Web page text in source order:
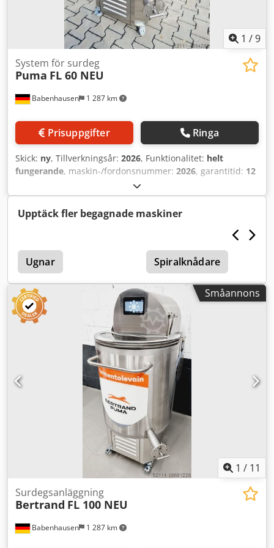
1 /9
Babenhausen 1 287 km
System för surdeg
Puma FL 60 NEU
Prisuppgifter Ringa
Skick: ny, Tillverkningsår: 2026, Funktionalitet: helt
fungerande, maskin-/fordonsnummer: 2026, garantitid: 12
, tankkapacitet:
certifierad till:07/2027, NY NY Surdegsmaskin NY NY
Surdeg – vetesurdeg – dinkel-surdeg – rågsurdeg TOP
Fermentolevain Fermento Anläggning för beredning och
konservering av flytande surdeg med Dual Care-system för
bästa aromer Högteknologisk surdegsanläggning Styrning
av jäsnings- och konserveringsfas Easy-Touch styrning
Blandningstid och hastighet inställbar Rostfri
stålkonstruktion Blandningsverktyg avtagbart med
överfyllnadssensor och larmsummer Robust teknik
Dedpfefhdlnsx Aczskr Endast hos oss DGUV V3-testad
Anslutning 400V / 16A-CEE-kontakt Ny maskin & SAB-testad
12 månaders garanti + reservdelsservice Tillval: Inbyggd
våg Vattenanslutning med handdusch Rengöringscykel
Serviceavtal Introduktion & igångkörning Besök vårt
Milbrandt försäljningscenter med stort
bagerimaskinslager!
Upptäck fler begagnade maskiner
Ugnar Spiralknådare
Småannons
1 / 11
Babenhausen 1 287 km
Surdegsanläggning
Bertrand FL 100 NEU